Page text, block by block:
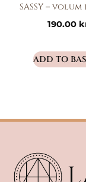
SASSY –
190.00
ADD TO